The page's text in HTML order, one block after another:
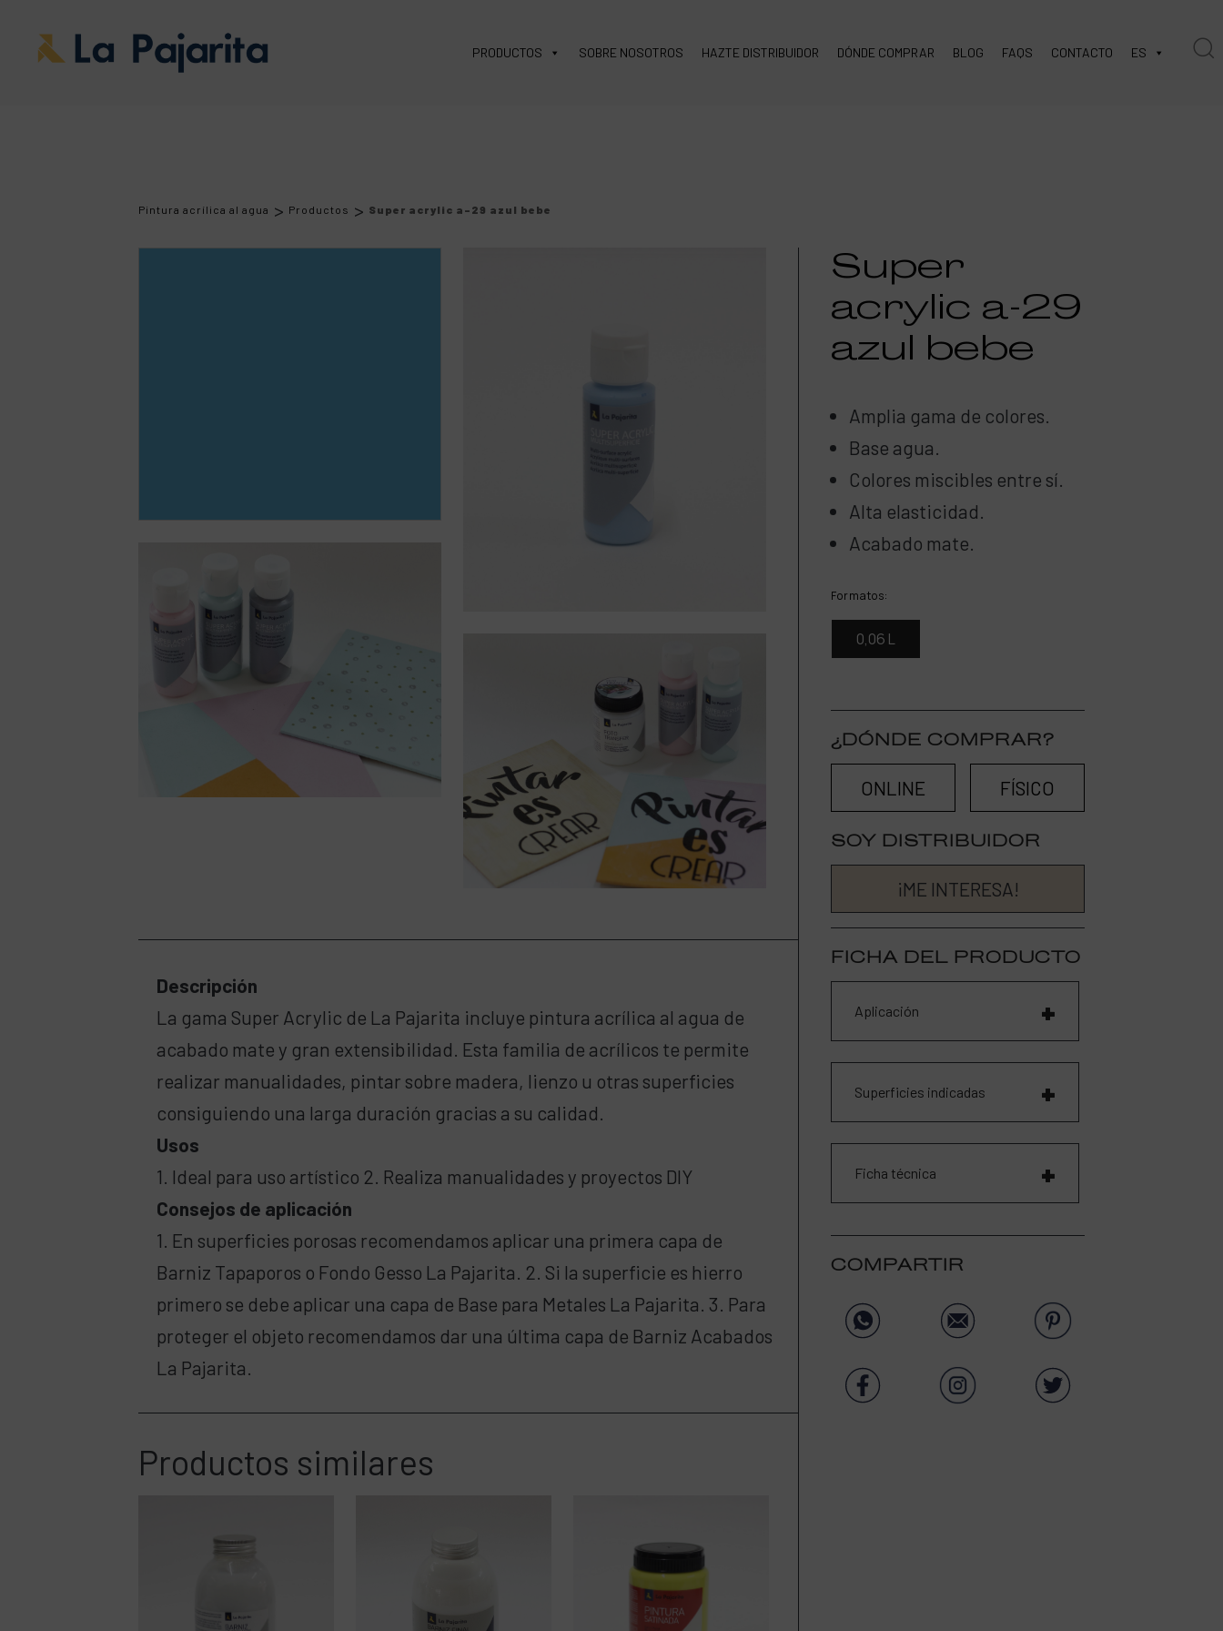
PRODUCTOS SOBRE NOSOTROS HAZTE DISTRIBUIDOR DÓNDE COMPRAR BLOG FAQS CONTACTO ES
Pintura acrílica al agua > Productos > Super acrylic a-29 azul bebe
Descripción
La gama Super Acrylic de La Pajarita incluye pintura acrílica al agua de
acabado mate y gran extensibilidad. Esta familia de acrílicos te permite
realizar manualidades, pintar sobre madera, lienzo u otras superficies
consiguiendo una larga duración gracias a su calidad.
Usos
1. Ideal para uso artístico 2. Realiza manualidades y proyectos DIY
Consejos de aplicación
1. En superficies porosas recomendamos aplicar una primera capa de
Barniz Tapaporos o Fondo Gesso La Pajarita. 2. Si la superficie es hierro
primero se debe aplicar una capa de Base para Metales La Pajarita. 3. Para
proteger el objeto recomendamos dar una última capa de Barniz Acabados
La Pajarita.
Productos similares
Super
acrylic a-29
azul bebe
Amplia gama de colores.
Base agua.
Colores miscibles entre sí.
Alta elasticidad.
Acabado mate.
Formatos:
0,06 L
¿DÓNDE COMPRAR?
ONLINE FÍSICO
SOY DISTRIBUIDOR
¡ME INTERESA!
FICHA DEL PRODUCTO
Aplicación
Superficies indicadas
Ficha técnica
COMPARTIR